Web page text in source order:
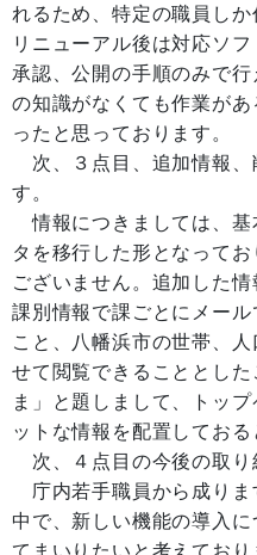
れるため、特定の職員しか
リニューアル後は対応ソ
承認、公開の手順のみで
の知識がなくても作業が
ったと思っております。
次、３点目、追加情報、
す。
情報につきましては、基
タを移行した形となって
ございません。追加した
課別情報で課ごとにメー
こと、八幡浜市の世帯、
せて閲覧できることとし
ま」と題しまして、トッ
ットな情報を配置しておる
次、４点目の今後の取り
庁内若手職員から成りま
中で、新しい機能の導入
てまいりたいと考えており